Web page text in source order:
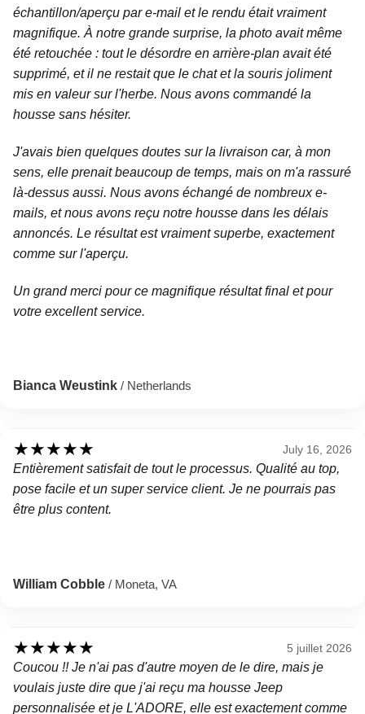
échantillon/aperçu par e-mail et le rendu était vraiment
magnifique. À notre grande surprise, la photo avait même
été retouchée : tout le désordre en arrière-plan avait été
supprimé, et il ne restait que le chat et la souris joliment
mis en valeur sur l'herbe. Nous avons commandé la
housse sans hésiter.
J'avais bien quelques doutes sur la livraison car, à mon
sens, elle prenait beaucoup de temps, mais on m'a rassuré
là-dessus aussi. Nous avons échangé de nombreux e-
mails, et nous avons reçu notre housse dans les délais
annoncés. Le résultat est vraiment superbe, exactement
comme sur l'aperçu.
Un grand merci pour ce magnifique résultat final et pour
votre excellent service.
Bianca Weustink / Netherlands
★★★★★ July 16, 2026
Entièrement satisfait de tout le processus. Qualité au top,
pose facile et un super service client. Je ne pourrais pas
être plus content.
William Cobble / Moneta, VA
★★★★★ 5 juillet 2026
Coucou !! Je n'ai pas d'autre moyen de le dire, mais je
voulais juste dire que j'ai reçu ma housse Jeep
personnalisée et je L'ADORE, elle est exactement comme